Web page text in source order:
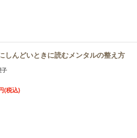
んどいときに読むメンタルの整え方
子
(税込)